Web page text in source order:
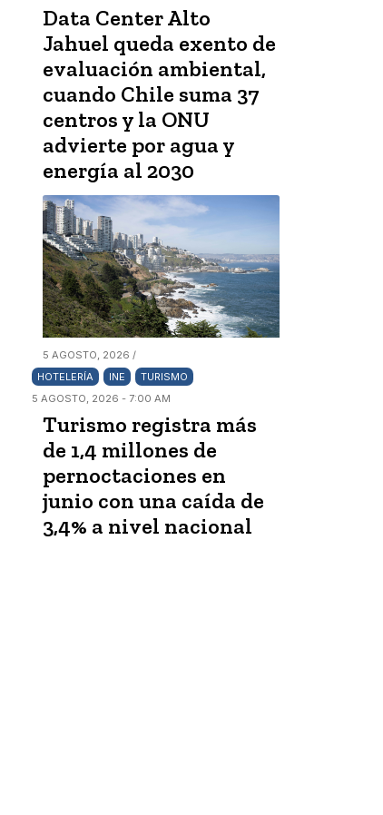
Data Center Alto
Jahuel queda exento de
evaluación ambiental,
cuando Chile suma 37
centros y la ONU
advierte por agua y
energía al 2030
5 AGOSTO, 2026 /
HOTELERÍA
INE
TURISMO
5 AGOSTO, 2026 - 7:00 AM
Turismo registra más
de 1,4 millones de
pernoctaciones en
junio con una caída de
3,4% a nivel nacional